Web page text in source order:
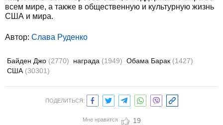
всем мире, а также в общественную и культурную жизнь
США и мира.
Автор: Слава Руденко
Байден Джо (2770) награда (1949) Обама Барак (1427)
США (30301)
ПОДЕЛИТЬСЯ:
Мне нравится 19